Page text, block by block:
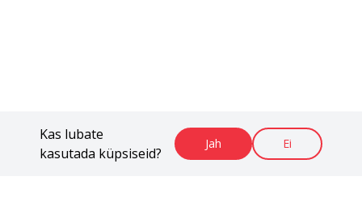
Kas lubate
kasutada küpsiseid?
Jah Ei